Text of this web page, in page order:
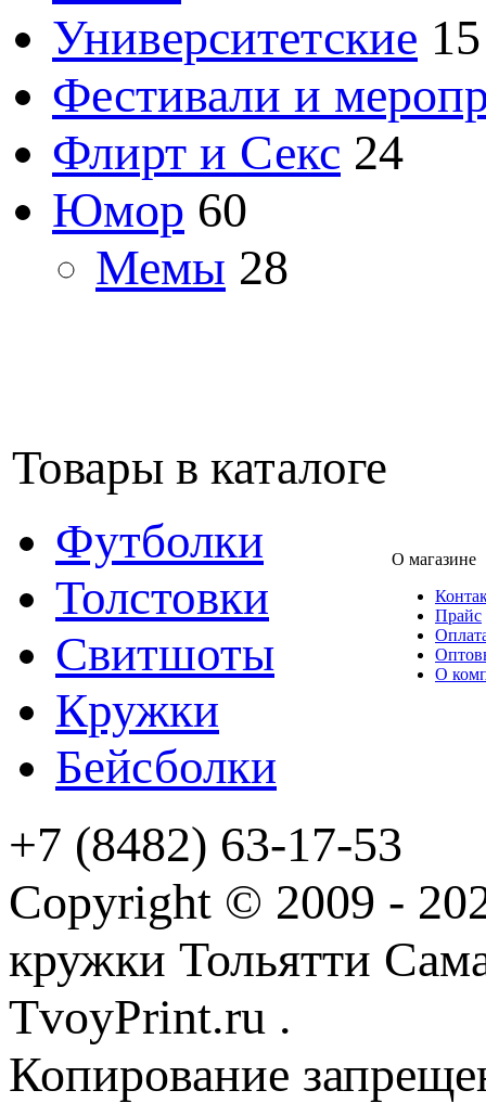
Университетские 15
Фестивали и
Флирт и Секс 24
Юмор 60
Мемы 28
Товары в каталоге
Футболки
Толстовки
Свитшоты
Кружки
Бейсболки
О магазине
Прайс
О
+7 (8482) 63-17-53
Copyright © 2009 -
кружки Тольятти
TvoyPrint.ru .
Копирование